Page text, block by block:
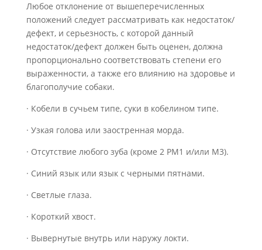
Любое отклонение от вышеперечисленных
положений следует рассматривать как недостаток/
дефект, и серьезность, с которой данный
недостаток/дефект должен быть оценен, должна
пропорционально соответствовать степени его
выраженности, а также его влиянию на здоровье и
благополучие собаки.
· Кобели в сучьем типе, суки в кобелином типе.
· Узкая голова или заостренная морда.
· Отсутствие любого зуба (кроме 2 PM1 и/или M3).
· Синий язык или язык с черными пятнами.
· Светлые глаза.
· Короткий хвост.
· Вывернутые внутрь или наружу локти.